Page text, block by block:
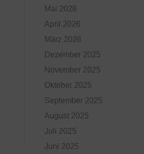
Mai 2026
April 2026
März 2026
Dezember 2025
November 2025
Oktober 2025
September 2025
August 2025
Juli 2025
Juni 2025